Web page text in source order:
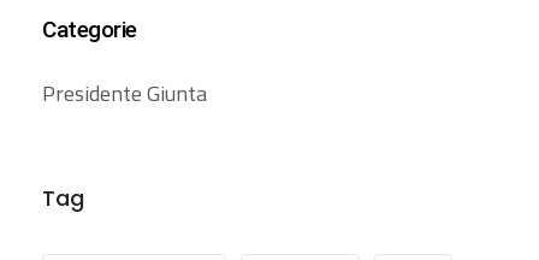
Categorie
Presidente Giunta
Tag